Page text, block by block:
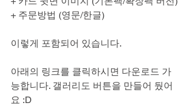
+ 주문방법 (영문/한글)
이렇게 포함되어 있습니다.
아래의 링크를 클릭하시면 다운로드 가
능합니다. 갤러리도 버튼을 만들어 뒀어
요 :D